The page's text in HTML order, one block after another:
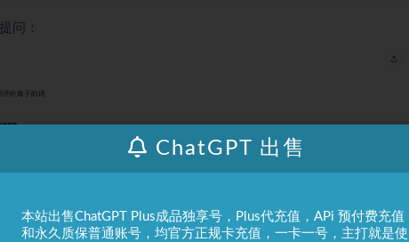
问：
ChatGPT 出售
本站出售ChatGPT Plus成品独享号，Plus代充值，APi 预付费充值
和永久质保普通账号，均官方正规卡充值，一卡一号，主打就是使